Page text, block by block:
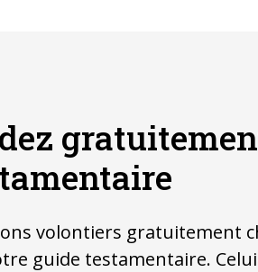
volontiers gratuitement
guide testamentaire.